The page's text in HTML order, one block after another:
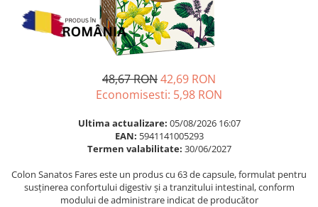
Omega 3
Slabire si control greutate
Somn stres si anxietate
Supliment Calciu
Ingrijire par
Balsam masca si tratament
Produse cu SPF Pentru Fata
48,67 RON42,69 RON
Economisesti: 5,98 RON
Ultima actualizare: 05/08/2026 16:07
EAN: 5941141005293
Termen valabilitate: 30/06/2027
Colon Sanatos Fares este un produs cu 63 de capsule, formulat pentru
susținerea confortului digestiv și a tranzitului intestinal, conform
modului de administrare indicat de producător